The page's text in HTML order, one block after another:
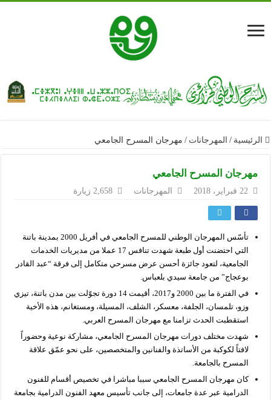
الرئيسية / المهرجانات / مهرجان المسرح الجامعي
مهرجان المسرح الجامعي
22 فبراير، 2018 المهرجانات 2,658 زيارة
تأسّس المهرجان الوطني للمسرح الجامعي في أفريل 2000 بمدينة باتنة
التي احتضنت أول طبعة شهدت تنافس 17 عملا من مديريات الخدمات
الجامعية، لتعود جائزة أحسن عرض مسرحي متكامل إلى فرقة “عبد القادر
بوعجاج” من جامعة سيدي بلعباس.
في الفترة ما بين 2000 و2017، أقيمت 14 دورة تجوّلت بين مدن باتنة، تيزي
وزو، تلمسان، الجلفة، معسكر، الشلف، المسيلة، ومستغانم، هذه الأخية
استقطبت الحدث تزامنا مع مهرجان المسرح العربي.
شهدت مختلف دورات مهرجان المسرح الجامعي، مشاركة نوعية وحضوراً
لافتاً لكوكبة من الأساتذة والفنانين والمتخصصين، على نحو عمّق علاقة
المسرح بالجامعة.
كان مهرجان المسرح الجامعي سببا مباشرا في تخصيص أقسام للفنون
الدرامية عبر عدة جامعات، إلى جانب تأسيس معهد الفنون الدرامية بجامعة